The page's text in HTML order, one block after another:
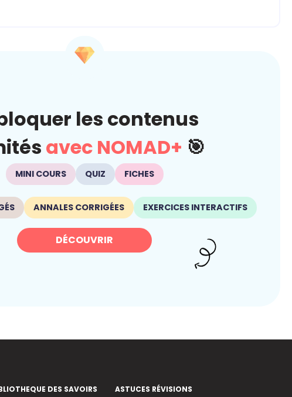
les contenus
avec NOMAD+ 🎯
MINI COURS QUIZ FICHES
ANNALES CORRIGÉES EXERCICES INTERACTIFS
DÉCOUVRIR
DES SAVOIRS
ASTUCES RÉVISIONS